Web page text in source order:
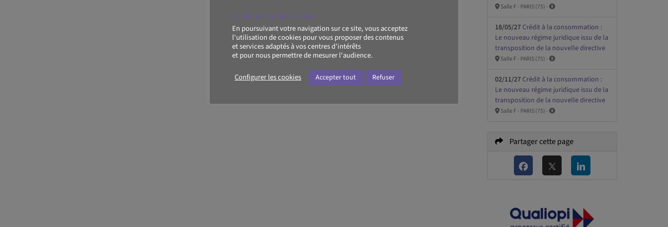
Salle F - PARIS (75) -
18/05/27 Crédit à la consommation :
Le nouveau régime juridique issu de la
transposition de la nouvelle directive
Salle F - PARIS (75) -
02/11/27 Crédit à la consommation :
Le nouveau régime juridique issu de la
transposition de la nouvelle directive
Salle F - PARIS (75) -
Partager cette page
Ce site utilise des cookies
En poursuivant votre navigation sur ce site, vous acceptez
l'utilisation de cookies pour vous proposer des contenus
et services adaptés à vos centres d’intérêts
et pour nous permettre de mesurer l'audience.
Configurer les cookies Accepter tout Refuser